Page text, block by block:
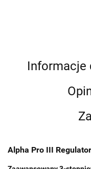
Informacje
Alpha Pro III